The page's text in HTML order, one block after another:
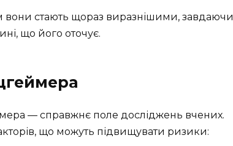
вони стають щораз виразнішими, завдаючи
що його оточує.
— справжнє поле досліджень вчених.
що можуть підвищувати ризики: